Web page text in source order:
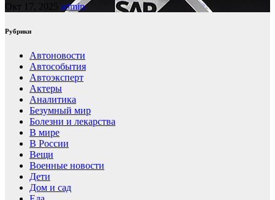
Окт 17, 2025 admin
Рубрики
Автоновости
Автособытия
Автоэксперт
Актеры
Аналитика
Безумный мир
Болезни и лекарства
В мире
В России
Вещи
Военные новости
Дети
Дом и сад